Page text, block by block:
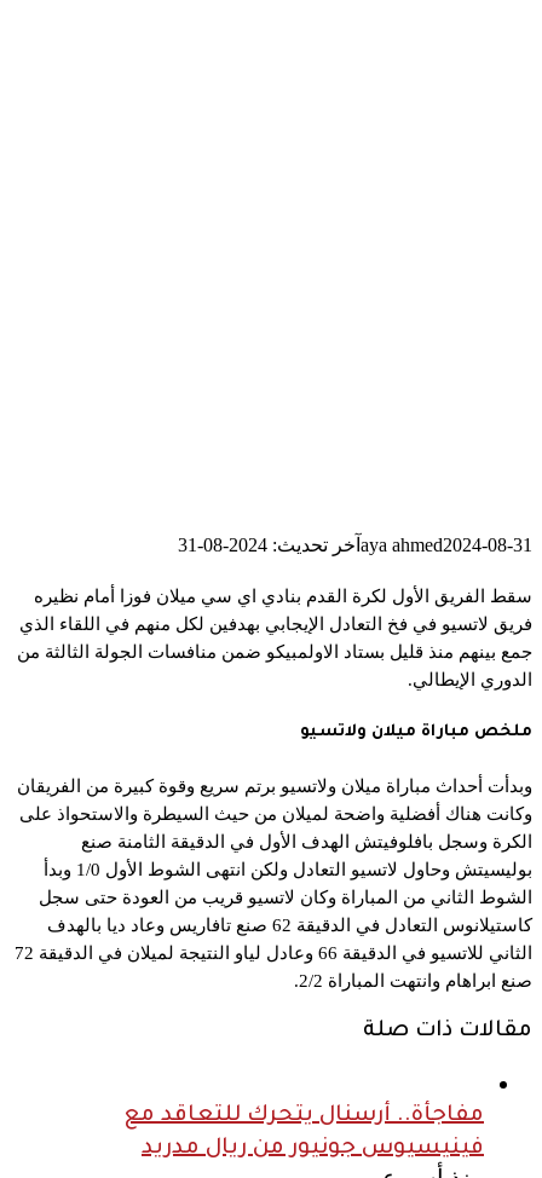
aya ahmed2024-08-31 آخر تحديث: 2024-08-31
سقط الفريق الأول لكرة القدم بنادي اي سي ميلان فوزا أمام نظيره
فريق لاتسيو في فخ التعادل الإيجابي بهدفين لكل منهم في اللقاء الذي
جمع بينهم منذ قليل بستاد الاولمبيكو ضمن منافسات الجولة الثالثة من
الدوري الإيطالي.
ملخص مباراة ميلان ولاتسيو
وبدأت أحداث مباراة ميلان ولاتسيو برتم سريع وقوة كبيرة من الفريقان
وكانت هناك أفضلية واضحة لميلان من حيث السيطرة والاستحواذ على
الكرة وسجل بافلوفيتش الهدف الأول في الدقيقة الثامنة صنع
بوليسيتش وحاول لاتسيو التعادل ولكن انتهى الشوط الأول 1/0 وبدأ
الشوط الثاني من المباراة وكان لاتسيو قريب من العودة حتى سجل
كاستيلانوس التعادل في الدقيقة 62 صنع تافاريس وعاد ديا بالهدف
الثاني للاتسيو في الدقيقة 66 وعادل لياو النتيجة لميلان في الدقيقة 72
صنع ابراهام وانتهت المباراة 2/2.
مقالات ذات صلة
مفاجأة.. أرسنال يتحرك للتعاقد مع
فينيسيوس جونيور من ريال مدريد